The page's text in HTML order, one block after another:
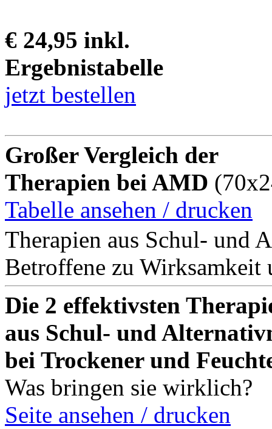
€ 24,95 inkl.
Ergebnistabelle
jetzt bestellen
Großer Vergleich der
Therapien bei AMD
Tabelle ansehen / drucken
Therapien aus Schul- und
Betroffene zu Wirksamkeit
Die 2 effektivsten
aus Schul- und
bei Trockener und
Was bringen sie wirklich?
Seite ansehen / drucken